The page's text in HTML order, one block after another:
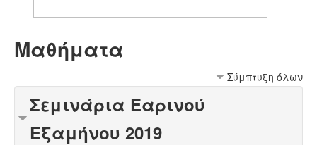
Μαθήματα
Σύμπτυξη όλων
Σεμινάρια Εαρινού
Εξαμήνου 2019